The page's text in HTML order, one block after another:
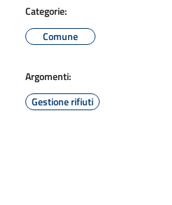
Categorie:
Comune
Argomenti:
Gestione rifiuti